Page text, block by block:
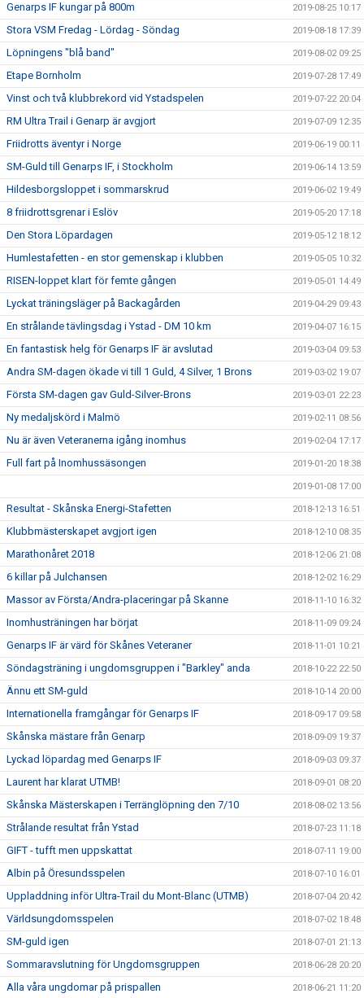
Genarps IF kungar på 800m 2019-08-25 10:17
Stora VSM Fredag - Lördag - Söndag 2019-08-18 17:39
Löpningens "blå band" 2019-08-02 09:25
Etape Bornholm 2019-07-28 17:49
Vinst och två klubbrekord vid Ystadspelen 2019-07-22 20:04
RM Ultra Trail i Genarp är avgjort 2019-07-09 12:35
Friidrotts äventyr i Norge 2019-06-19 00:11
SM-Guld till Genarps IF, i Stockholm 2019-06-14 13:59
Hildesborgsloppet i sommarskrud 2019-06-02 19:49
8 friidrottsgrenar i Eslöv 2019-05-20 17:18
Den Stora Löpardagen 2019-05-12 18:12
Humlestafetten - en stor gemenskap i klubben 2019-05-05 10:32
RISEN-loppet klart för femte gången 2019-05-01 14:49
Lyckat träningsläger på Backagården 2019-04-29 09:43
En strålande tävlingsdag i Ystad - DM 10 km 2019-04-07 16:15
En fantastisk helg för Genarps IF är avslutad 2019-03-04 09:53
Andra SM-dagen ökade vi till 1 Guld, 4 Silver, 1 Brons 2019-03-02 19:07
Första SM-dagen gav Guld-Silver-Brons 2019-03-01 22:23
Ny medaljskörd i Malmö 2019-02-11 08:56
Nu är även Veteranerna igång inomhus 2019-02-04 17:17
Full fart på Inomhussäsongen 2019-01-20 18:38
2019-01-08 17:00
Resultat - Skånska Energi-Stafetten 2018-12-13 16:51
Klubbmästerskapet avgjort igen 2018-12-10 08:35
Marathonåret 2018 2018-12-06 21:08
6 killar på Julchansen 2018-12-02 16:29
Massor av Första/Andra-placeringar på Skanne 2018-11-10 16:32
Inomhusträningen har börjat 2018-11-09 09:24
Genarps IF är värd för Skånes Veteraner 2018-11-01 10:21
Söndagsträning i ungdomsgruppen i "Barkley" anda 2018-10-22 22:50
Ännu ett SM-guld 2018-10-14 20:00
Internationella framgångar för Genarps IF 2018-09-17 09:58
Skånska mästare från Genarp 2018-09-09 19:37
Lyckad löpardag med Genarps IF 2018-09-03 09:37
Laurent har klarat UTMB! 2018-09-01 08:20
Skånska Mästerskapen i Terränglöpning den 7/10 2018-08-02 13:56
Strålande resultat från Ystad 2018-07-23 11:18
GIFT - tufft men uppskattat 2018-07-11 19:00
Albin på Öresundsspelen 2018-07-10 16:01
Uppladdning inför Ultra-Trail du Mont-Blanc (UTMB) 2018-07-04 20:42
Världsungdomsspelen 2018-07-02 18:48
SM-guld igen 2018-07-01 21:13
Sommaravslutning för Ungdomsgruppen 2018-06-28 20:20
Alla våra ungdomar på prispallen 2018-06-21 11:20